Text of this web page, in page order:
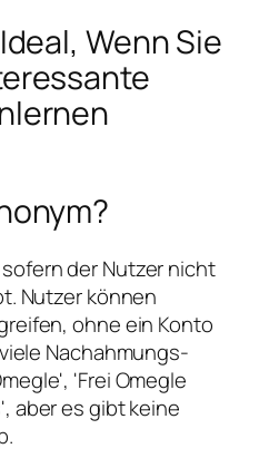
Wenn Sie
der Nutzer nicht
Nutzer können
ohne ein Konto
Nachahmungs-
'Frei Omegle
aber es gibt keine